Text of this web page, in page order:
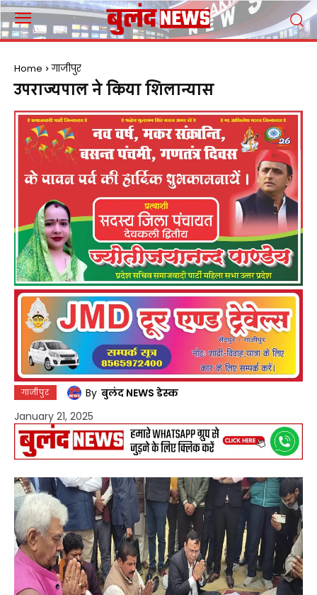
Home गाजीपुर
उपराज्यपाल ने किया शिलान्यास
गाजीपुर By बुलंद NEWS डेस्क
January 21, 2025